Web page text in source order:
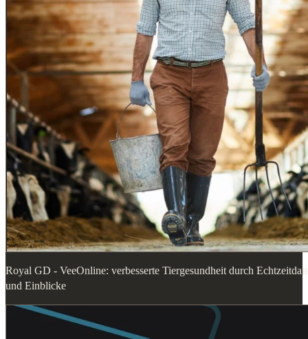
Royal GD - VeeOnline: verbesserte Tiergesundheit durch
und Einblicke